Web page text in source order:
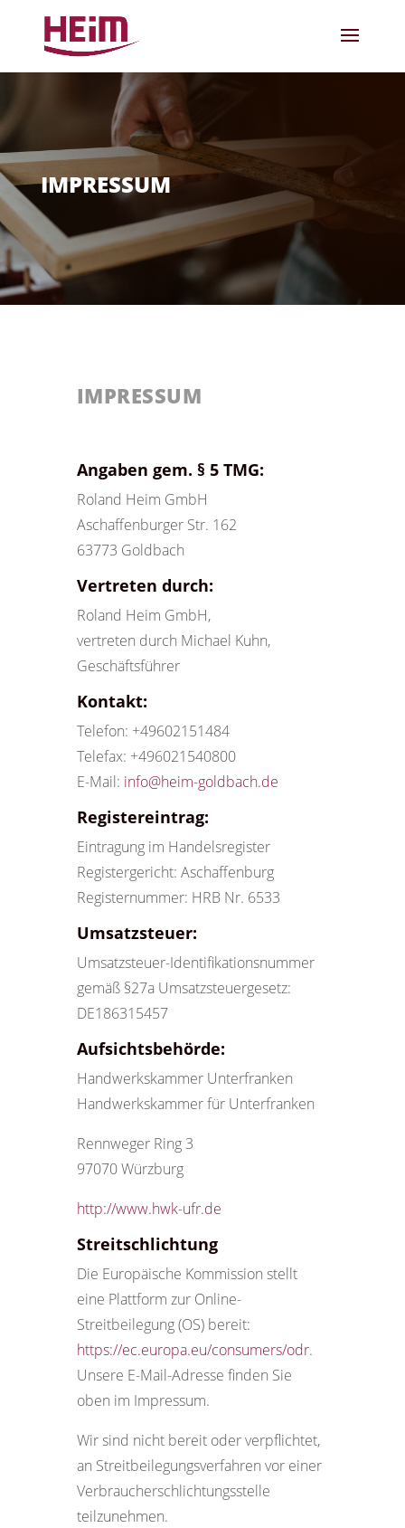
IMPRESSUM
IMPRESSUM
Angaben gem. § 5 TMG:
Roland Heim GmbH
Aschaffenburger Str. 162
63773 Goldbach
Vertreten durch:
Roland Heim GmbH,
vertreten durch Michael Kuhn,
Geschäftsführer
Kontakt:
Telefon: +49602151484
Telefax: +496021540800
E-Mail: info@heim-goldbach.de
Registereintrag:
Eintragung im Handelsregister
Registergericht: Aschaffenburg
Registernummer: HRB Nr. 6533
Umsatzsteuer:
Umsatzsteuer-Identifikationsnummer
gemäß §27a Umsatzsteuergesetz:
DE186315457
Aufsichtsbehörde:
Handwerkskammer Unterfranken
Handwerkskammer für Unterfranken
Rennweger Ring 3
97070 Würzburg
http://www.hwk-ufr.de
Streitschlichtung
Die Europäische Kommission stellt
eine Plattform zur Online-
Streitbeilegung (OS) bereit:
https://ec.europa.eu/consumers/odr.
Unsere E-Mail-Adresse finden Sie
oben im Impressum.
Wir sind nicht bereit oder verpflichtet,
an Streitbeilegungsverfahren vor einer
Verbraucherschlichtungsstelle
teilzunehmen.